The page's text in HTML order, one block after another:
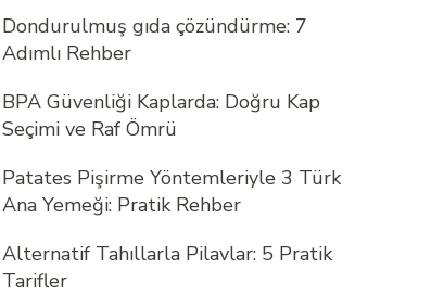
Dondurulmuş gıda çözündürme: 7
Adımlı Rehber
BPA Güvenliği Kaplarda: Doğru Kap
Seçimi ve Raf Ömrü
Patates Pişirme Yöntemleriyle 3 Türk
Ana Yemeği: Pratik Rehber
Alternatif Tahıllarla Pilavlar: 5 Pratik
Tarifler